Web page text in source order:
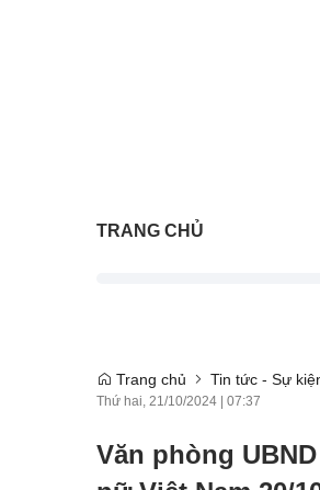
TRANG CHỦ
Trang chủ Tin tức - Sự
Thứ hai, 21/10/2024 | 07:37
Văn phòng